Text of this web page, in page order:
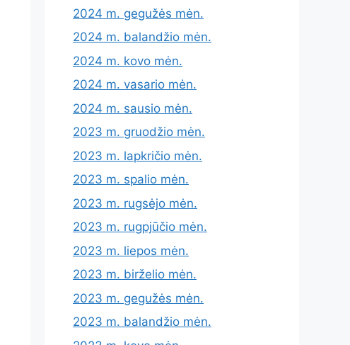
2024 m. gegužės mėn.
2024 m. balandžio mėn.
2024 m. kovo mėn.
2024 m. vasario mėn.
2024 m. sausio mėn.
2023 m. gruodžio mėn.
2023 m. lapkričio mėn.
2023 m. spalio mėn.
2023 m. rugsėjo mėn.
2023 m. rugpjūčio mėn.
2023 m. liepos mėn.
2023 m. birželio mėn.
2023 m. gegužės mėn.
2023 m. balandžio mėn.